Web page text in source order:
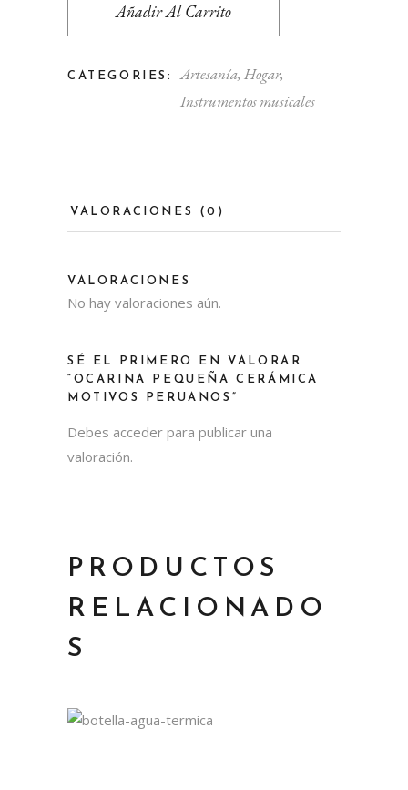
Añadir Al Carrito
CATEGORIES: Artesanía, Hogar,
Instrumentos musicales
VALORACIONES (0)
VALORACIONES
No hay valoraciones aún.
SÉ EL PRIMERO EN VALORAR
“OCARINA PEQUEÑA CERÁMICA
MOTIVOS PERUANOS”
Debes acceder para publicar una
valoración.
PRODUCTOS
RELACIONADO
S